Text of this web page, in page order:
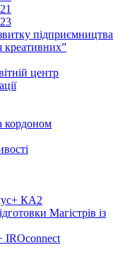
підприємництва
креативних”
центр
кордоном
КА2
Магістрів із
IROconnect